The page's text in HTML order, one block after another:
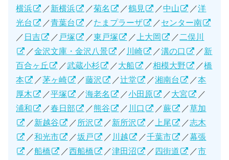
横浜
／新横浜 ／菊名 ／鶴見 ／中山 ／洋
光台
／青葉台 ／たまプラーザ ／センター南
／ 日吉 ／ 戸塚 ／東戸塚 ／ 上大岡 ／ 二俣川
／金沢文庫・金沢八景 ／ 川崎 ／溝の口 ／新
百合ヶ丘
／武蔵小杉 ／大船 ／相模大野 ／橋
本
／茅ヶ崎 ／藤沢 ／辻堂 ／湘南台 ／本
厚木
／平塚 ／海老名 ／小田原 ／大宮
／
浦和
／春日部 ／熊谷 ／ 川口 ／蕨 ／草加
／新越谷 ／ 所沢 ／新所沢 ／ 上尾 ／志木
／和光市 ／坂戸 ／ 川越 ／千葉市 ／幕張
／船橋 ／西船橋 ／津田沼 ／ 四街道 ／市